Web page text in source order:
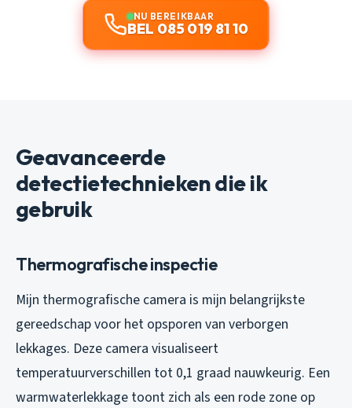
NU BEREIKBAAR
BEL 085 019 81 10
Geavanceerde
detectietechnieken die ik
gebruik
Thermografische inspectie
Mijn thermografische camera is mijn belangrijkste
gereedschap voor het opsporen van verborgen
lekkages. Deze camera visualiseert
temperatuurverschillen tot 0,1 graad nauwkeurig. Een
warmwaterlekkage toont zich als een rode zone op